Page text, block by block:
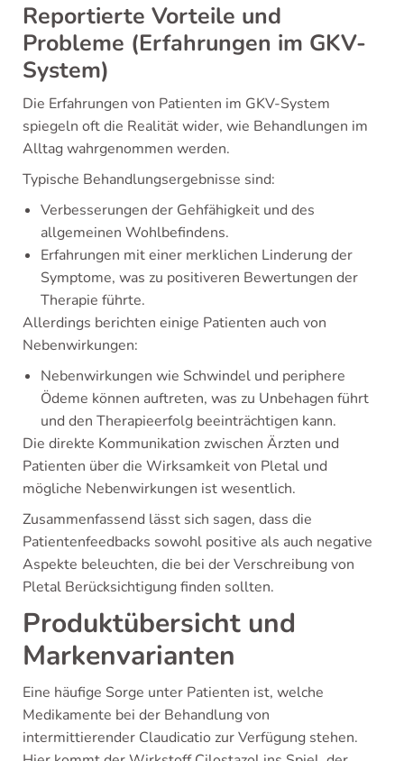
Reportierte Vorteile und
Probleme (Erfahrungen im GKV-
System)
Die Erfahrungen von Patienten im GKV-System
spiegeln oft die Realität wider, wie Behandlungen im
Alltag wahrgenommen werden.
Typische Behandlungsergebnisse sind:
Verbesserungen der Gehfähigkeit und des
allgemeinen Wohlbefindens.
Erfahrungen mit einer merklichen Linderung der
Symptome, was zu positiveren Bewertungen der
Therapie führte.
Allerdings berichten einige Patienten auch von
Nebenwirkungen:
Nebenwirkungen wie Schwindel und periphere
Ödeme können auftreten, was zu Unbehagen führt
und den Therapieerfolg beeinträchtigen kann.
Die direkte Kommunikation zwischen Ärzten und
Patienten über die Wirksamkeit von Pletal und
mögliche Nebenwirkungen ist wesentlich.
Zusammenfassend lässt sich sagen, dass die
Patientenfeedbacks sowohl positive als auch negative
Aspekte beleuchten, die bei der Verschreibung von
Pletal Berücksichtigung finden sollten.
Produktübersicht und
Markenvarianten
Eine häufige Sorge unter Patienten ist, welche
Medikamente bei der Behandlung von
intermittierender Claudicatio zur Verfügung stehen.